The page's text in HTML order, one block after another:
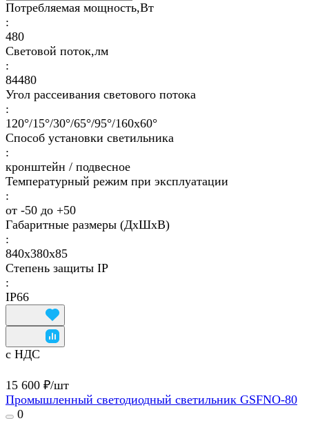
Потребляемая мощность,Вт
:
480
Световой поток,лм
:
84480
Угол рассеивания светового потока
:
120°/15°/30°/65°/95°/160х60°
Способ установки светильника
:
кронштейн / подвесное
Температурный режим при эксплуатации
:
от -50 до +50
Габаритные размеры (ДхШхВ)
:
840х380х85
Степень защиты IP
:
IP66
с НДС
15 600 ₽/шт
Промышленный светодиодный светильник GSFNО-80
0